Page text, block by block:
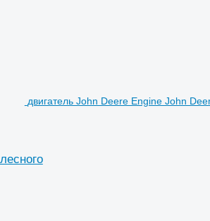
двигатель John Deere Engine John